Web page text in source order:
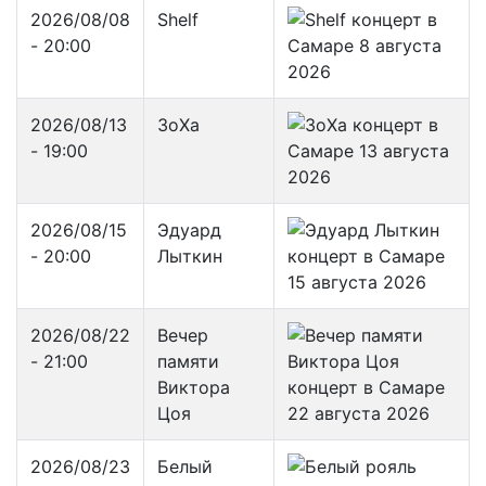
2026/08/08
- 20:00
Shelf
2026/08/13
- 19:00
ЗоХа
2026/08/15
- 20:00
Эдуард
Лыткин
2026/08/22
- 21:00
Вечер
памяти
Виктора
Цоя
2026/08/23
Белый